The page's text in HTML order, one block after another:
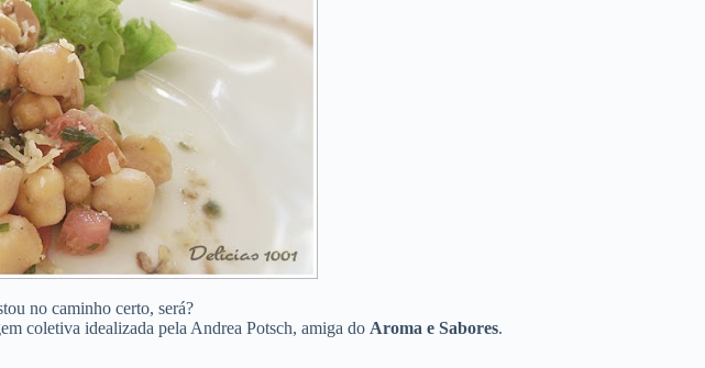
no caminho certo, será?
coletiva idealizada pela Andrea Potsch, amiga do Aroma e Sabores.